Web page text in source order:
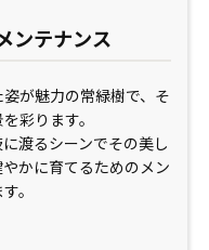
ンテナンス
が魅力の常緑樹で、そ
彩ります。
渡るシーンでその美し
かに育てるためのメン
。